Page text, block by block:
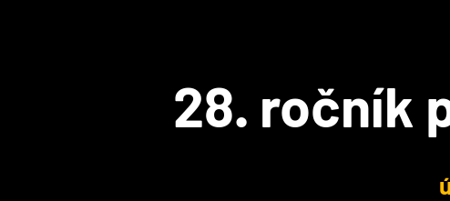
28. ročník